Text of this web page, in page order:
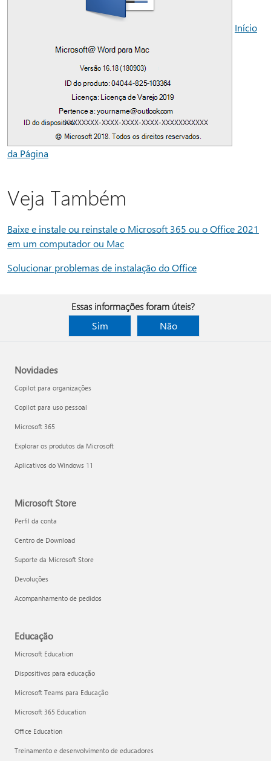
Início
da Página
Veja Também
Baixe e instale ou reinstale o Microsoft 365 ou o Office 2021
em um computador ou Mac
Solucionar problemas de instalação do Office
Essas informações foram úteis?
Sim
Não
Novidades
Copilot para organizações
Copilot para uso pessoal
Microsoft 365
Explorar os produtos da Microsoft
Aplicativos do Windows 11
Microsoft Store
Perfil da conta
Centro de Download
Suporte da Microsoft Store
Devoluções
Acompanhamento de pedidos
Educação
Microsoft Education
Dispositivos para educação
Microsoft Teams para Educação
Microsoft 365 Education
Office Education
Treinamento e desenvolvimento de educadores